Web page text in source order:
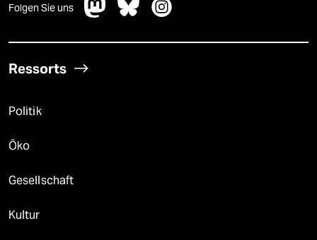
Folgen Sie uns
Ressorts
Politik
Öko
Gesellschaft
Kultur